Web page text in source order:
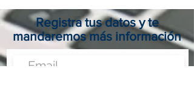
Registra tus datos y te
mandaremos más información